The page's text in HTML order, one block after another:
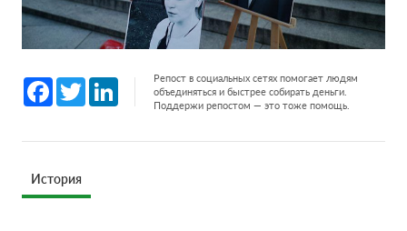
Facebook
Twitter LinkedInРепост в социальных сетях помогает людям
объединяться и быстрее собирать деньги.
Поддержи репостом — это тоже помощь.
История